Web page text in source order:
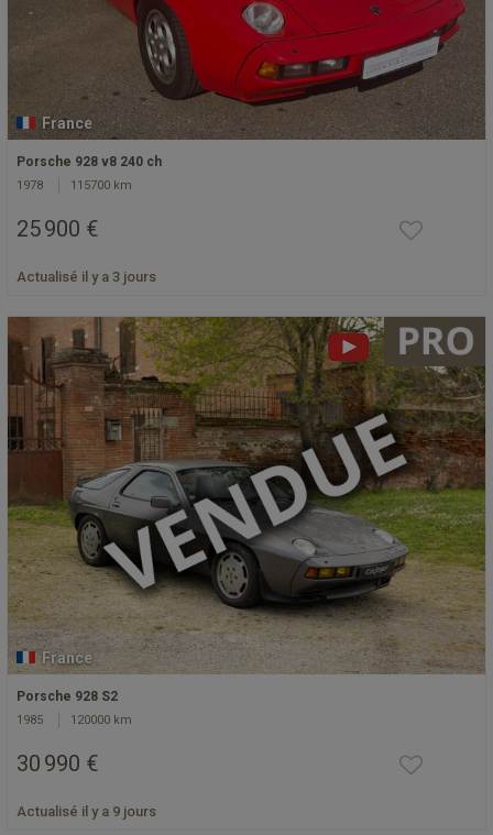
France
Porsche 928 v8 240 ch
1978 115700 km
25 900 €
Actualisé il y a 3 jours
France
Porsche 928 S2
1985 120000 km
30 990 €
Actualisé il y a 9 jours